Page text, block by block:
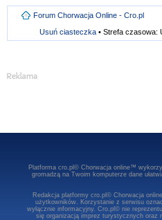
Forum Chorwacja Online - Cro.pl
Usuń ciasteczka • Strefa czasowa:
Platforma cro.pl© Chorwacja online™
gromadzą na Twoim komputerze dane
Redakcja platformy cro.pl© Chorwacja
użytkowników. Korzystanie z serwisu
wyłącznie informacyjny. Cro.pl© nie
się organizacją imprez turystycznych oraz